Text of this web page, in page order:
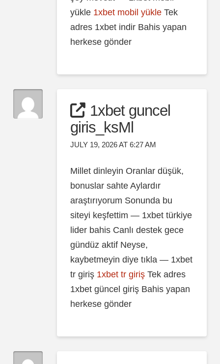
yükle 1xbet mobil yükle Tek
adres 1xbet indir Bahis yapan
herkese gönder
1xbet guncel
giris_ksMl
JULY 19, 2026 AT 6:27 AM
Millet dinleyin Oranlar düşük,
bonuslar sahte Aylardır
araştırıyorum Sonunda bu
siteyi keşfettim — 1xbet türkiye
lider bahis Canlı destek gece
gündüz aktif Neyse,
kaybetmeyin diye tıkla — 1xbet
tr giriş 1xbet tr giriş Tek adres
1xbet güncel giriş Bahis yapan
herkese gönder